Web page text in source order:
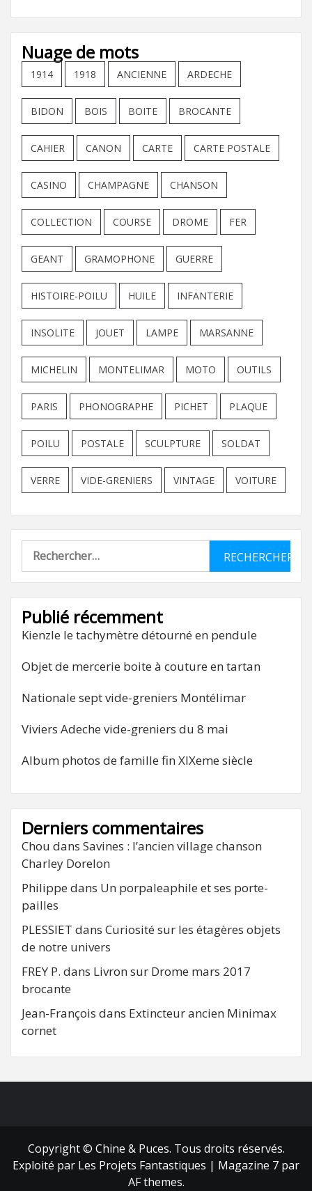
Nuage de mots
1914 1918 ANCIENNE ARDECHE
BIDON BOIS BOITE BROCANTE
CAHIER CANON CARTE CARTE POSTALE
CASINO CHAMPAGNE CHANSON
COLLECTION COURSE DROME FER
GEANT GRAMOPHONE GUERRE
HISTOIRE-POILU HUILE INFANTERIE
INSOLITE JOUET LAMPE MARSANNE
MICHELIN MONTELIMAR MOTO OUTILS
PARIS PHONOGRAPHE PICHET PLAQUE
POILU POSTALE SCULPTURE SOLDAT
VERRE VIDE-GRENIERS VINTAGE VOITURE
Rechercher :
Publié récemment
Kienzle le tachymètre détourné en pendule
Objet de mercerie boite à couture en tartan
Nationale sept vide-greniers Montélimar
Viviers Adeche vide-greniers du 8 mai
Album photos de famille fin XIXeme siècle
Derniers commentaires
Chou dans Savines : l’ancien village chanson
Charley Dorelon
Philippe dans Un porpaleaphile et ses porte-
pailles
PLESSIET dans Curiosité sur les étagères objets
de notre univers
FREY P. dans Livron sur Drome mars 2017
brocante
Jean-François dans Extincteur ancien Minimax
cornet
Copyright © Chine & Puces. Tous droits réservés.
Exploité par Les Projets Fantastiques | Magazine 7 par
AF themes.